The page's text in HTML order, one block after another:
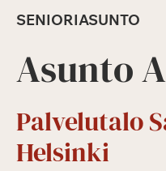
SENIORIASUNTO
Asunto
Palvelutalo
Helsinki